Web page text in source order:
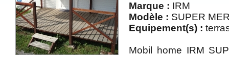
Marque : IRM
Modèle : SUPER
Equipement(s) :
Mobil home IRM